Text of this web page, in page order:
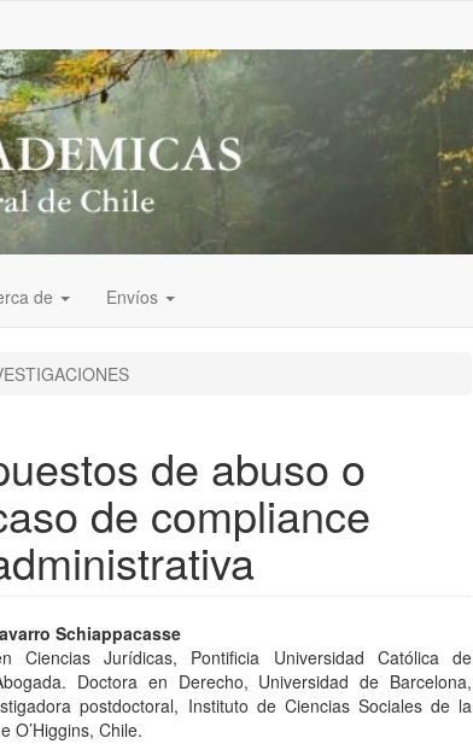
de Envíos
de abuso o
de compliance
Schiappacasse
Ciencias Jurídicas, Pontificia Universidad Católica de
Doctora en Derecho, Universidad de Barcelona,
postdoctoral, Instituto de Ciencias Sociales de la
O’Higgins, Chile.